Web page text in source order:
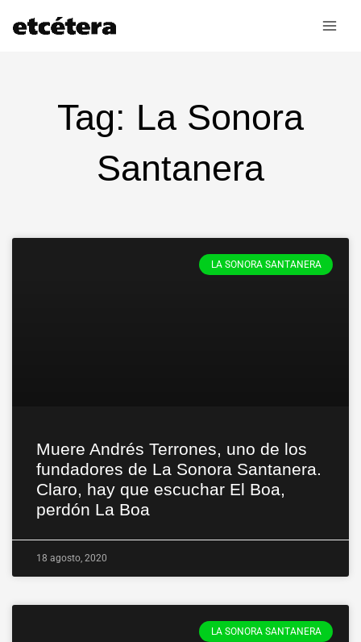
Tag: La Sonora
Santanera
LA SONORA SANTANERA
Muere Andrés Terrones, uno de los
fundadores de La Sonora Santanera.
Claro, hay que escuchar El Boa,
perdón La Boa
18 agosto, 2020
LA SONORA SANTANERA